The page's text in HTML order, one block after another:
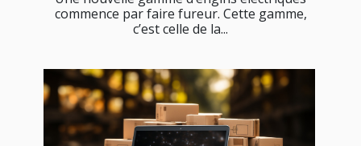
commence par faire fureur. Cette gamme,
c’est celle de la...